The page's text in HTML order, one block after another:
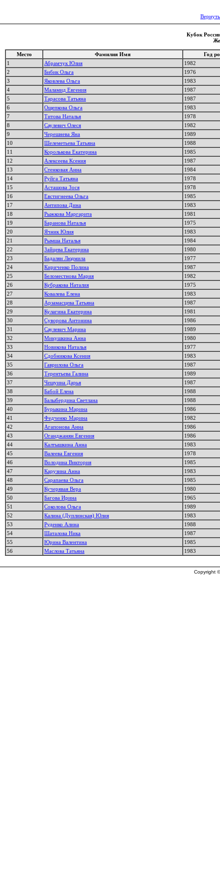
Кубок
Место Фамилия Имя
Год
1
Абрамчук Юлия
1982
2
Бибик Ольга
1976
3
Яковлева Ольга
1983
4
Маламид Евгения
1987
5
Тарасова Татьяна
1987
6
Ощепкова Ольга
1983
7
Титова Наталья
1978
8
Саулевич Олеся
1982
9
Черешнева Яна
1989
10
Шелеметьева Татьяна
1988
11
Королькова Екатерина
1985
12
Алексеева Ксения
1987
13
Стенковая Анна
1984
14
Руйга Татьяна
1978
15
Асташова Зося
1978
16
Евстигнеева Ольга
1985
17
Антипова Дина
1983
18
Рыжкова Маргарита
1981
19
Баранова Наталья
1975
20
Ячник Юлия
1983
21
Рымша Наталья
1984
22
Зайцева Екатерина
1980
23
Бадалян Людмила
1977
24
Кириченко Полина
1987
25
Беломестнова Мария
1982
26
Кубракова Наталия
1975
27
Ковалева Елена
1983
28
Арзамасцева Татьяна
1987
29
Кулагина Екатерина
1981
30
Суворова Антонина
1986
31
Саулевич Марина
1989
32
Микушкина Анна
1980
33
Новикова Наталья
1977
34
Сдобникова Ксения
1983
35
Гаврилова Ольга
1987
36
Терентьева Галина
1989
37
Чешуина Дарья
1987
38
Бабой Елена
1988
39
Балыбердина Светлана
1988
40
Бурыкина Марина
1986
41
Федченко Марина
1982
42
Агапонова Анна
1986
43
Оганджанян Евгения
1986
44
Калтышкина Анна
1983
45
Валеева Евгения
1978
46
Володина Виктория
1985
47
Карузина Анна
1983
48
Сарапаева Ольга
1985
49
Кучерявая Вера
1980
50
Багова Ирина
1965
51
Соколова Ольга
1989
52
Калина (Дуплинская) Юлия
1983
53
Руденко Алина
1988
54
Шаталова Ника
1987
55
Юрина Валентина
1985
56
Маслова Татьяна 1983
Copyright